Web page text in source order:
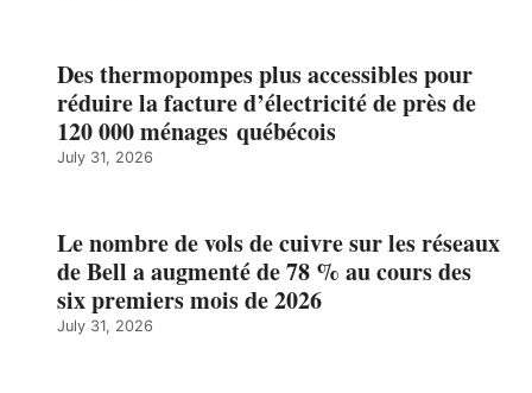
Des thermopompes plus accessibles pour
réduire la facture d’électricité de près de
120 000 ménages québécois
July 31, 2026
Le nombre de vols de cuivre sur les réseaux
de Bell a augmenté de 78 % au cours des
six premiers mois de 2026
July 31, 2026